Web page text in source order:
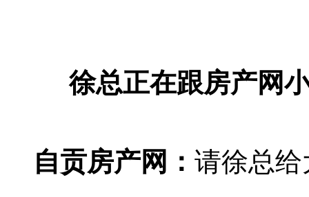
徐总正在跟房产网
自贡房产网： 请徐总